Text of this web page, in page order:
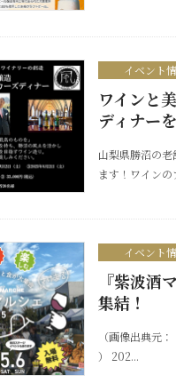
イベント
ワインと
ディナー
山梨県勝沼の
ます！ワインの
イベント
『紫波酒
集結！
（画像出典元
） 202...